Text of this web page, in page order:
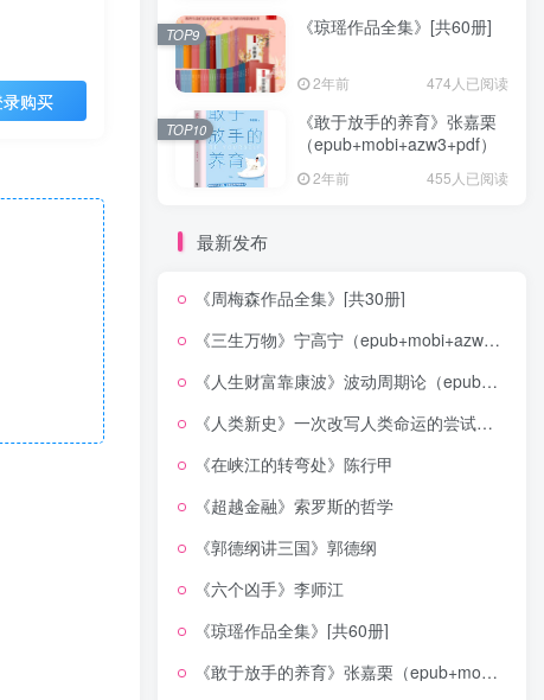
购买
《琼瑶作品全集》[共60册]
2年前 474人已阅读
TOP9
《敢于放手的养育》张嘉栗
（epub+mobi+azw3+pdf）
2年前 455人已阅读
TOP10
最新发布
《周梅森作品全集》[共30册]
《三生万物》宁高宁（epub+mobi+azw3+pdf）
《人生财富靠康波》波动周期论（epub+mobi+azw3+pdf）
《人类新史》一次改写人类命运的尝试（epub+mobi+azw3+pdf）
《在峡江的转弯处》陈行甲
《超越金融》索罗斯的哲学
《郭德纲讲三国》郭德纲
《六个凶手》李师江
《琼瑶作品全集》[共60册]
《敢于放手的养育》张嘉栗（epub+mobi+azw3+pdf）